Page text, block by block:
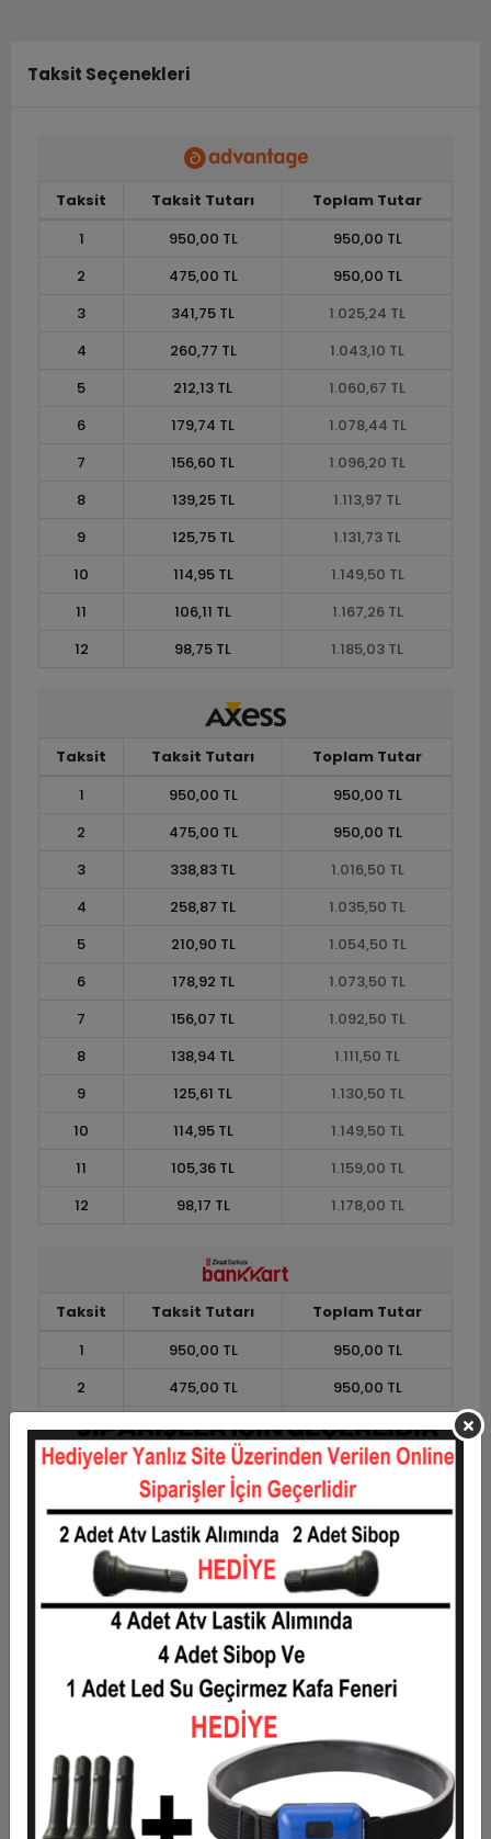
Taksit Seçenekleri
Taksit Taksit Tutarı
Toplam Tutar
1
950,00 TL
950,00 TL
2
475,00 TL
950,00 TL
3
341,75 TL
1.025,24 TL
4
260,77 TL
1.043,10 TL
5
212,13 TL
1.060,67 TL
6
179,74 TL
1.078,44 TL
7
156,60 TL
1.096,20 TL
8
139,25 TL
1.113,97 TL
9
125,75 TL
1.131,73 TL
10
114,95 TL
1.149,50 TL
11
106,11 TL
1.167,26 TL
12
98,75 TL 1.185,03 TL
Taksit Taksit Tutarı
Toplam Tutar
1
950,00 TL
950,00 TL
2
475,00 TL
950,00 TL
3
338,83 TL
1.016,50 TL
4
258,87 TL
1.035,50 TL
5
210,90 TL
1.054,50 TL
6
178,92 TL
1.073,50 TL
7
156,07 TL
1.092,50 TL
8
138,94 TL
1.111,50 TL
9
125,61 TL
1.130,50 TL
10
114,95 TL
1.149,50 TL
11
105,36 TL
1.159,00 TL
12
98,17 TL 1.178,00 TL
Taksit Taksit Tutarı
Toplam Tutar
1
950,00 TL
950,00 TL
2
475,00 TL
950,00 TL
4
258,87 TL
1.035,50 TL
210,90 TL
1.054,50 TL
6
178,92 TL
1.073,50 TL
156,07 TL
1.092,50 TL
8
138,94 TL
1.111,50 TL
125,61 TL
10
114,95 TL
1.149,50 TL
105,36 TL
12
98,17 TL